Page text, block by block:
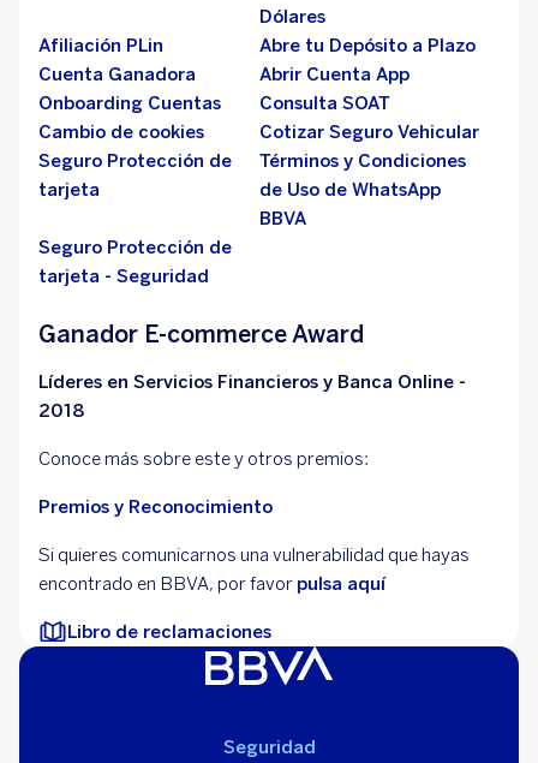
Dólares
Afiliación PLin
Abre tu Depósito a Plazo
Cuenta Ganadora
Abrir Cuenta App
Onboarding Cuentas
Consulta SOAT
Cambio de cookies
Cotizar Seguro Vehicular
Seguro Protección de
tarjeta
Términos y Condiciones
de Uso de WhatsApp
BBVA
Seguro Protección de
tarjeta - Seguridad
Ganador E-commerce Award
Líderes en Servicios Financieros y Banca Online -
2018
Conoce más sobre este y otros premios:
Premios y Reconocimiento
Si quieres comunicarnos una vulnerabilidad que hayas
encontrado en BBVA, por favor pulsa aquí
Libro de reclamaciones
Seguridad